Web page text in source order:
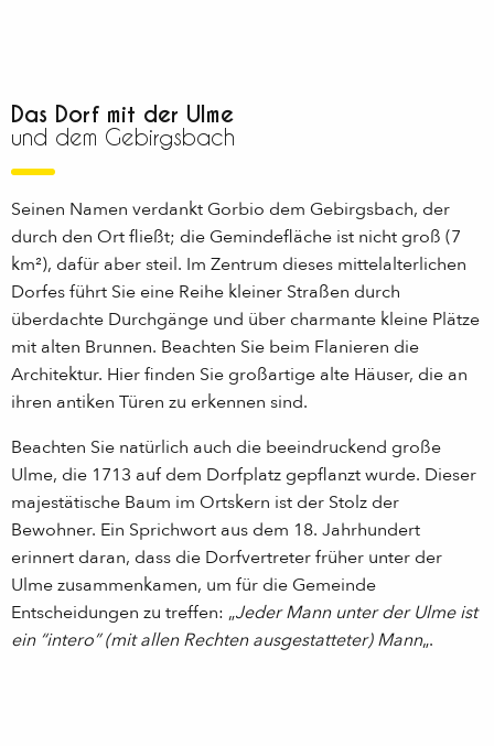
Das Dorf mit der Ulme
und dem Gebirgsbach
Seinen Namen verdankt Gorbio dem Gebirgsbach, der
durch den Ort fließt; die Gemindefläche ist nicht groß (7
km²), dafür aber steil. Im Zentrum dieses mittelalterlichen
Dorfes führt Sie eine Reihe kleiner Straßen durch
überdachte Durchgänge und über charmante kleine Plätze
mit alten Brunnen. Beachten Sie beim Flanieren die
Architektur. Hier finden Sie großartige alte Häuser, die an
ihren antiken Türen zu erkennen sind.
Beachten Sie natürlich auch die beeindruckend große
Ulme, die 1713 auf dem Dorfplatz gepflanzt wurde. Dieser
majestätische Baum im Ortskern ist der Stolz der
Bewohner. Ein Sprichwort aus dem 18. Jahrhundert
erinnert daran, dass die Dorfvertreter früher unter der
Ulme zusammenkamen, um für die Gemeinde
Entscheidungen zu treffen: „Jeder Mann unter der Ulme ist
ein “intero” (mit allen Rechten ausgestatteter) Mann„.